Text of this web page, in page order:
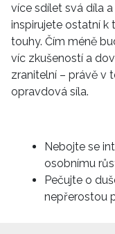
více sdílet svá díla
inspirujete ostatní k
touhy. Čím méně
víc zkušeností a
zranitelní – právě v
opravdová síla.
Nebojte se
osobnímu
Pečujte o
nepřerostou